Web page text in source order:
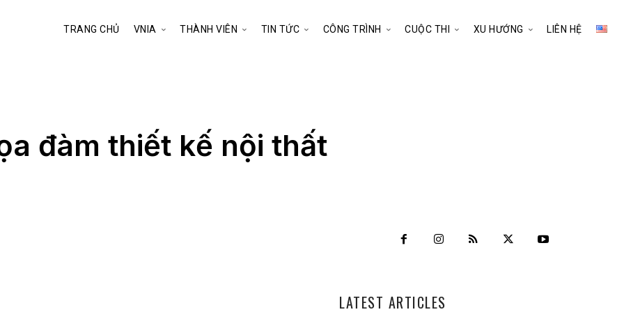
TRANG CHỦ VNIA THÀNH VIÊN TIN TỨC CÔNG TRÌNH CUỘC THI XU HƯỚNG LIÊN HỆ
đàm thiết kế nội thất
LATEST ARTICLES